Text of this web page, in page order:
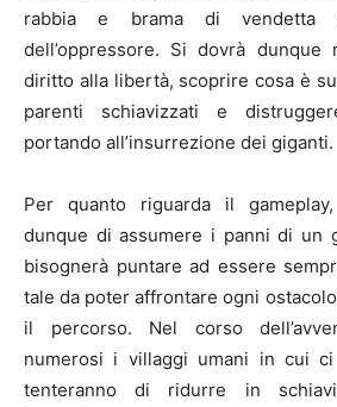
rabbia e brama di vendetta
dell’oppressore. Si dovrà dunque
diritto alla libertà, scoprire cosa è
parenti schiavizzati e
portando all’insurrezione dei giganti.
Per quanto riguarda il
dunque di assumere i panni di un
bisognerà puntare ad essere
tale da poter affrontare ogni
il percorso. Nel corso
numerosi i villaggi umani in cui
tenteranno di ridurre in